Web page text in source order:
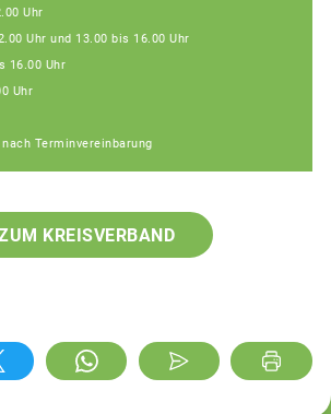
Uhr
Uhr und 13.00 bis 16.00 Uhr
16.00 Uhr
Uhr
Terminvereinbarung
KREISVERBAND